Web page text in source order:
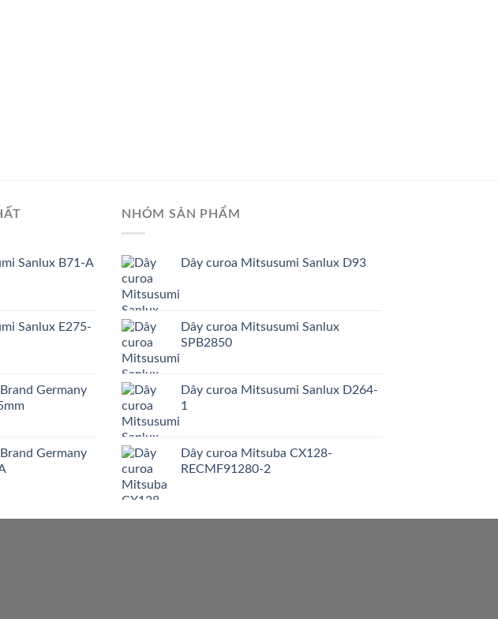
Sanlux B71-A
Sanlux E275-
Germany
Germany
NHÓM SẢN PHẨM
Dây curoa Mitsusumi Sanlux D93
Dây curoa Mitsusumi Sanlux
SPB2850
Dây curoa Mitsusumi Sanlux D264-
1
Dây curoa Mitsuba CX128-
RECMF91280-2